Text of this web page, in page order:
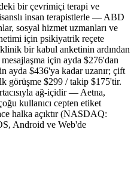
bir çevrimiçi terapi ve
insan terapistlerle — ABD
sosyal hizmet uzmanları ve
için psikiyatrik reçete
bir kabul anketinin ardından
için ayda $276'dan
ayda $436'ya kadar uzanır; çift
görüşme $299 / takip $175'tir.
ağ-içidir — Aetna,
kullanıcı cepten etiket
halka açıktır (NASDAQ:
Android ve Web'de